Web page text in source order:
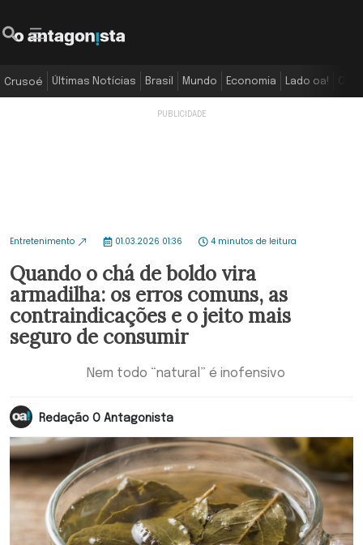
Crusoé Últimas Notícias Brasil Mundo Economia Lado oa!
Entretenimento 01.03.2026 01:36 4 minutos de leitura
Quando o chá de boldo vira
armadilha: os erros comuns, as
contraindicações e o jeito mais
seguro de consumir
Nem todo “natural” é inofensivo
Redação O Antagonista